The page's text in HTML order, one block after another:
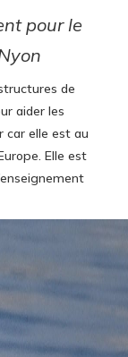
pour le
de
aider les
car elle est au
Elle est